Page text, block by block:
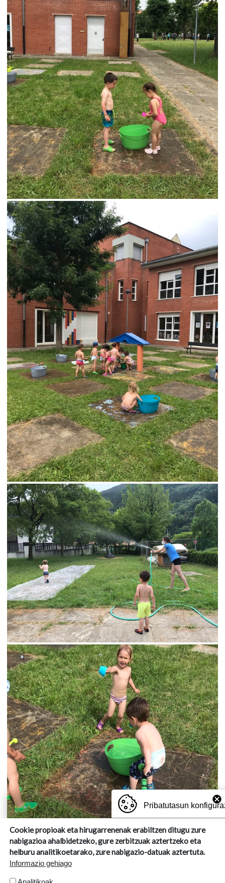
Pribatutasun
Cookie propioak eta hirugarrenenak erabiltzen ditugu zure
nabigazioa ahalbidetzeko, gure zerbitzuak aztertzeko eta
helburu analitikoetarako, zure nabigazio-datuak aztertuta.
Informazio gehiago